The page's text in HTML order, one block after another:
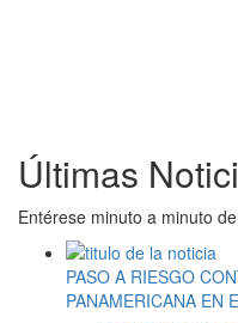
Últimas
Entérese minuto a minuto
PASO A RIESGO
PANAMERICANA EN